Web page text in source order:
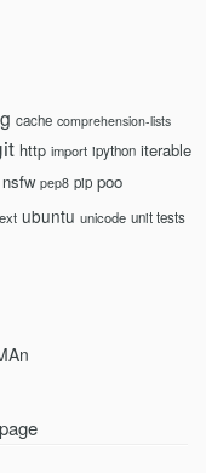
cache comprehension-lists
http import ipython iterable
nsfw pep8 pip poo
ubuntu unicode unit tests